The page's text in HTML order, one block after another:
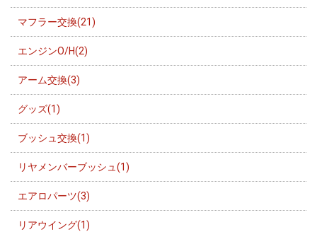
マフラー交換(21)
エンジンO/H(2)
アーム交換(3)
グッズ(1)
ブッシュ交換(1)
リヤメンバーブッシュ(1)
エアロパーツ(3)
リアウイング(1)